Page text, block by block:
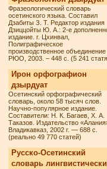
Фразеологический словарь
осетинского языка. Составил
Дзабиты З. Т. Редактор издания
Дзиццойты Ю. А.: 2-е
издание. г. Цхинвал,
Полиграфическое
производственное объединение
РЮО, 2003. – 448 с. (5 241
Ирон орфографион
дзырдуат
Осетинский орфографический
словарь, около 58 тысяч слов.
Научно-популярное издание.
Составители: Н. К. Багаев, Х. А.
Таказов. Издательство
Владикавказ, 2002 г. — 688 с.
(реально 49 770 статей)
Русско-Осетинский
словарь